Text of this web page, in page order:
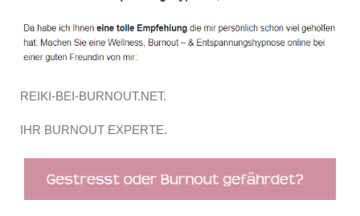
REIKI-BEI-BURNOUT.NET.
IHR BURNOUT EXPERTE.